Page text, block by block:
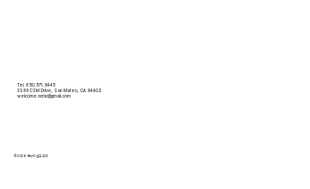
Tel. 650.571.9445
3399 CSM Drive, San Mateo, CA 94402
welcome.ncmc@gmail.com
© 2026 새누리 선교 교회